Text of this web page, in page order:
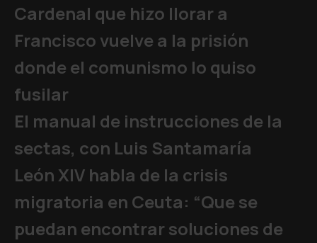
Cardenal que hizo llorar a
Francisco vuelve a la prisión
donde el comunismo lo quiso
fusilar
El manual de instrucciones de la
sectas, con Luis Santamaría
León XIV habla de la crisis
migratoria en Ceuta: “Que se
puedan encontrar soluciones de